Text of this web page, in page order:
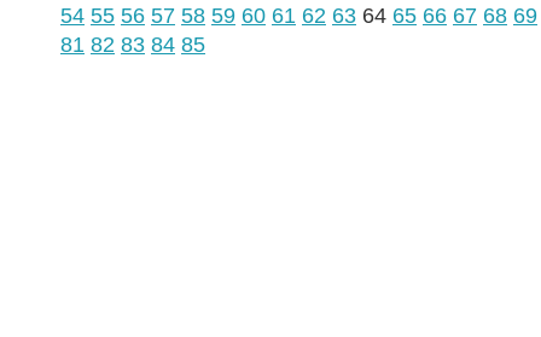
54 55 56 57 58 59 60 61 62 63 64 65 66 67 68 69
81 82 83 84 85